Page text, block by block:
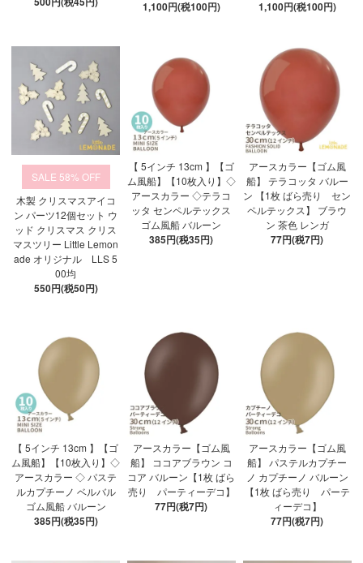
1,100円(税100円) 1,100円(税100円)
58%
木製 クリスマスアイコ
ン パーツ12個セット ウ
ッド クリスマス クリス
マスツリー Little Lemon
ade オリジナル LLS 5
00均
550円(税50円)
【 5インチ 13cm 】【ゴ
ム風船】【10枚入り】◇
アースカラー ◇テラコ
ッタ センペルテックス
ゴム風船 バルーン
385円(税35円)
アースカラー【ゴム風
船】 テラコッタ バルー
ン 【1枚 ばら売り セン
ペルテックス】 ブラウ
ン 茶色 レンガ
77円(税7円)
【 5インチ 13cm 】【ゴ
ム風船】【10枚入り】◇
アースカラー ◇ パステ
ルカプチーノ ベルバル
ゴム風船 バルーン
385円(税35円)
アースカラー【ゴム風
船】 ココアブラウン コ
コア バルーン【1枚 ばら
売り パーティーデコ】
77円(税7円)
アースカラー【ゴム風
船】 パステルカプチー
ノ カプチーノ バルーン
【1枚 ばら売り パーテ
ィーデコ】
77円(税7円)